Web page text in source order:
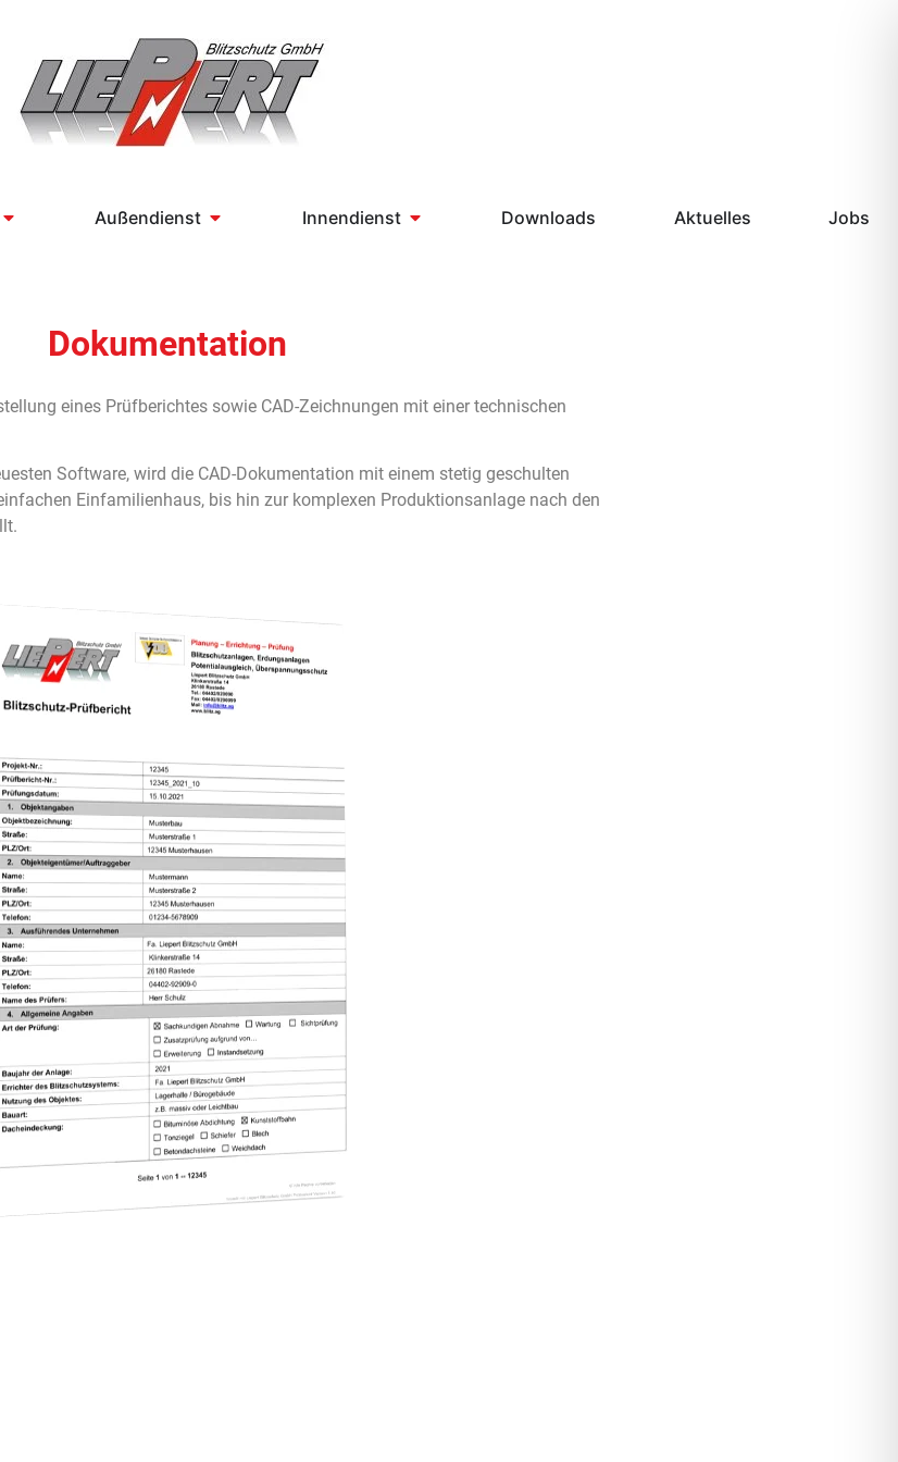
Außendienst Innendienst Downloads Aktuelles Jobs
Dokumentation
eines Prüfberichtes sowie CAD-Zeichnungen mit einer technischen
Software, wird die CAD-Dokumentation mit einem stetig geschulten
Einfamilienhaus, bis hin zur komplexen Produktionsanlage nach den